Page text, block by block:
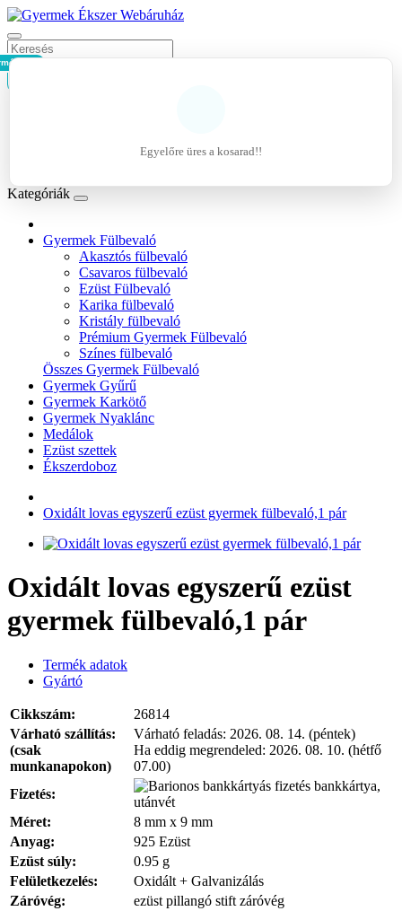
- 0Ft
Egyelőre üres a kosarad!!
Kategóriák
Gyermek Fülbevaló
Akasztós fülbevaló
Csavaros fülbevaló
Ezüst Fülbevaló
Karika fülbevaló
Kristály fülbevaló
Prémium Gyermek Fülbevaló
Színes fülbevaló
Összes Gyermek Fülbevaló
Gyermek Gyűrű
Gyermek Karkötő
Gyermek Nyaklánc
Medálok
Ezüst szettek
Ékszerdoboz
Oxidált lovas egyszerű ezüst gyermek fülbevaló,1 pár
Oxidált lovas egyszerű ezüst
gyermek fülbevaló,1 pár
Termék adatok
Gyártó
Cikkszám:
26814
Várható szállítás:
(csak
munkanapokon)
Várható feladás: 2026. 08. 14. (péntek)
Ha eddig megrendeled: 2026. 08. 10. (hétfő
07.00)
Fizetés:
bankkártya,
utánvét
Méret:
8 mm x 9 mm
Anyag:
925 Ezüst
Ezüst súly:
0.95 g
Felületkezelés:
Oxidált + Galvanizálás
Záróvég:
ezüst pillangó stift záróvég